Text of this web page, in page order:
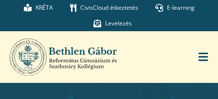
Kihagyás KRÉTA CivisCloud étkeztetés
E-learning
Levelezés